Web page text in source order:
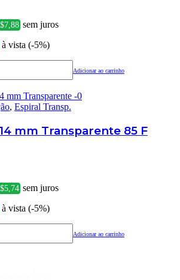
7,88 sem juros
à vista (-5%)
Adicionar ao carrinho
, Espiral Transp.
mm Transparente 85 F
5,74 sem juros
à vista (-5%)
Adicionar ao carrinho